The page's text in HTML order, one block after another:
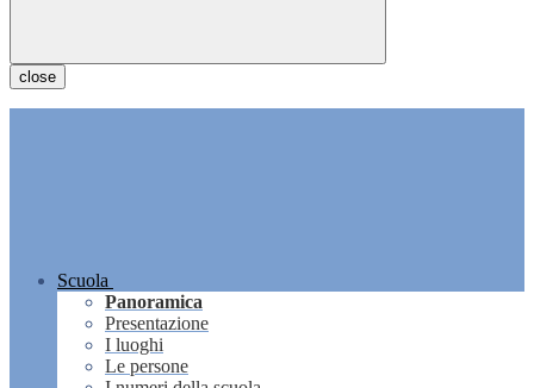
close
Scuola
Panoramica
Presentazione
I luoghi
Le persone